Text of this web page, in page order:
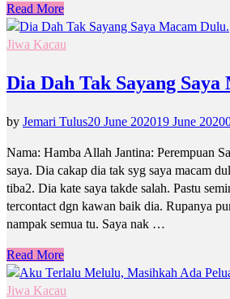
Read More
Jiwa Kacau
Dia Dah Tak Sayang
by Jemari Tulus20 June 202019 June 2020
Nama: Hamba Allah Jantina: Perempuan
saya. Dia cakap dia tak syg saya macam
tiba2. Dia kate saya takde salah. Pastu
tercontact dgn kawan baik dia. Rupanya
nampak semua tu. Saya nak …
Read More
Jiwa Kacau